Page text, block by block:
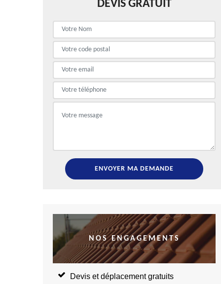
DEVIS GRATUIT
NOS ENGAGEMENTS
Devis et déplacement gratuits